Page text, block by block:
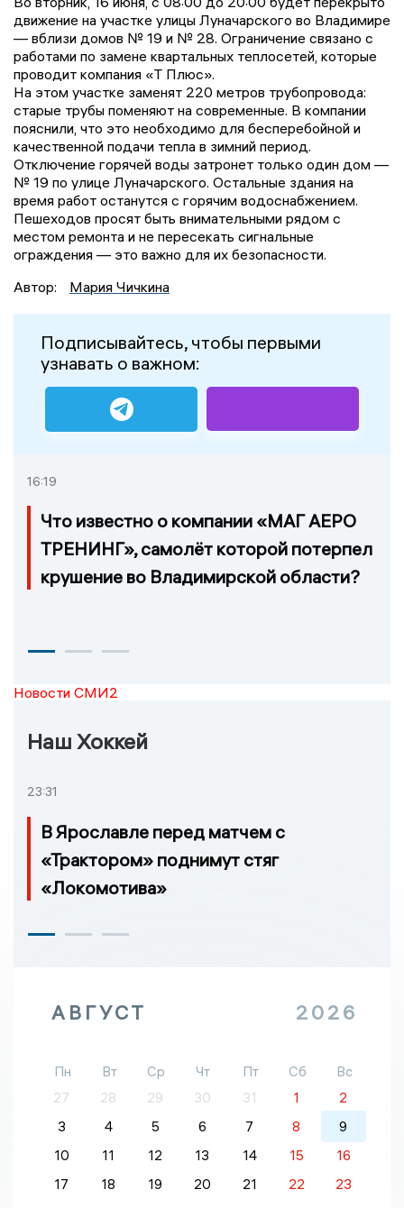
движение на участке улицы Луначарского во Владимире
— вблизи домов № 19 и № 28. Ограничение связано с
работами по замене квартальных теплосетей, которые
проводит компания «Т Плюс».
На этом участке заменят 220 метров трубопровода:
старые трубы поменяют на современные. В компании
пояснили, что это необходимо для бесперебойной и
качественной подачи тепла в зимний период.
Отключение горячей воды затронет только один дом —
№ 19 по улице Луначарского. Остальные здания на
время работ останутся с горячим водоснабжением.
Пешеходов просят быть внимательными рядом с
местом ремонта и не пересекать сигнальные
ограждения — это важно для их безопасности.
Автор:
Мария Чичкина
Подписывайтесь, чтобы первыми
узнавать о важном:
16:19
Что известно о компании «МАГ АЕРО
ТРЕНИНГ», самолёт которой потерпел
крушение во Владимирской области?
Новости СМИ2
Наш Хоккей
23:31
В Ярославле перед матчем с
«Трактором» поднимут стяг
«Локомотива»
АВГУСТ 2026
Пн Вт Ср Чт Пт Сб
Вс
27
28 29 30 31 1
2
3
4 5 6 7 8
9
10
11 12 13 14 15
16
17
18 19 20 21 22
23